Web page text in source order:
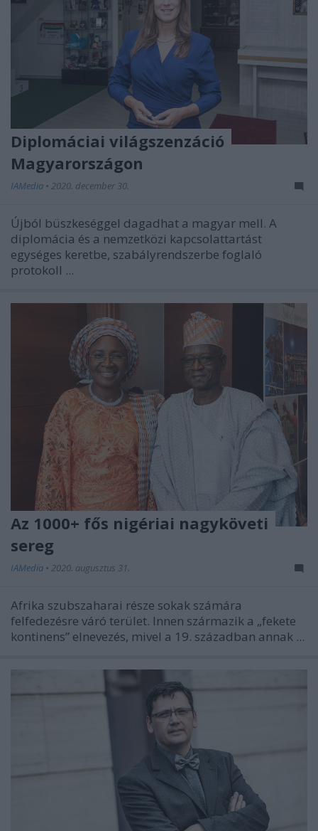
Diplomáciai világszenzáció
Magyarországon
IAMedia • 2020. december 30.
Újból büszkeséggel dagadhat a magyar mell. A
diplomácia és a nemzetközi kapcsolattartást
egységes keretbe, szabályrendszerbe foglaló
protokoll ...
Az 1000+ fős nigériai nagyköveti
sereg
IAMedia • 2020. augusztus 31.
Afrika szubszaharai része sokak számára
felfedezésre váró terület. Innen származik a „fekete
kontinens” elnevezés, mivel a 19. században annak ...